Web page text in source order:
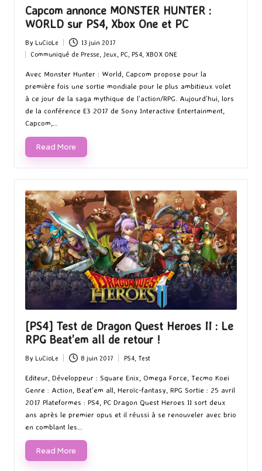
Capcom annonce MONSTER HUNTER :
WORLD sur PS4, Xbox One et PC
Posted
by
By LuCioLe 13 juin 2017
Posted
in
Communiqué de Presse, Jeux,PC,PS4, XBOX ONE
Avec Monster Hunter : World, Capcom propose pour la
première fois une sortie mondiale pour le plus ambitieux volet
à ce jour de la saga mythique de l’action/RPG. Aujourd’hui, lors
de la conférence E3 2017 de Sony Interactive Entertainment,
Capcom,…
Read More
[PS4] Test de Dragon Quest Heroes II : Le
RPG Beat’em all de retour !
Posted
by
By LuCioLe 8 juin 2017
Posted
in
PS4, Test
Editeur, Développeur : Square Enix, Omega Force, Tecmo Koei
Genre : Action, Beat'em all, Heroïc-fantasy, RPG Sortie : 25 avril
2017 Plateformes : PS4, PC Dragon Quest Heroes II sort deux
ans après le premier opus et il réussi à se renouveler avec brio
en comblant les…
Read More